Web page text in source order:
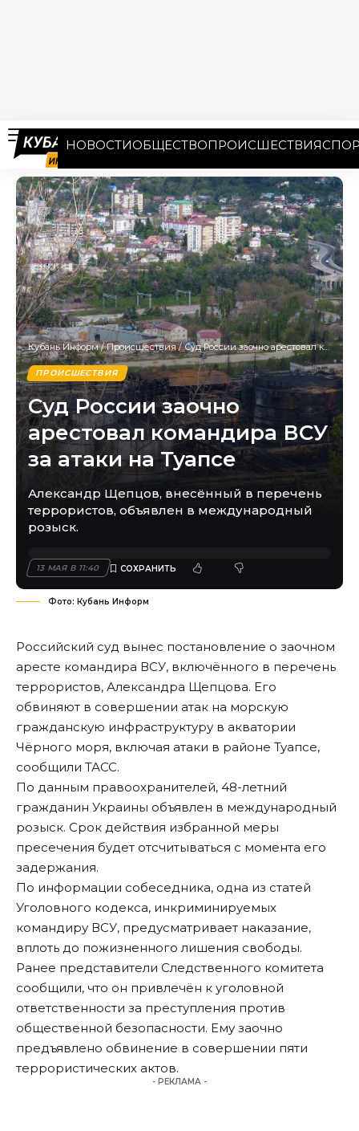
НОВОСТИОБЩЕСТВОПРОИСШЕСТВИЯ
Кубань Информ/Происшествия/Суд России заочно арестовал командира ВСУ за атаки на Туапсе
ПРОИСШЕСТВИЯ
Суд России заочно
арестовал командира ВСУ
за атаки на Туапсе
Александр Щепцов, внесённый в перечень
террористов, объявлен в международный
розыск.
13 МАЯ В 11:40
Фото: Кубань Информ
Российский суд вынес постановление о заочном
аресте командира ВСУ, включённого в перечень
террористов, Александра Щепцова. Его
обвиняют в совершении атак на морскую
гражданскую инфраструктуру в акватории
Чёрного моря, включая атаки в районе Туапсе,
сообщили ТАСС.
По данным правоохранителей, 48-летний
гражданин Украины объявлен в международный
розыск. Срок действия избранной меры
пресечения будет отсчитываться с момента его
задержания.
По информации собеседника, одна из статей
Уголовного кодекса, инкриминируемых
командиру ВСУ, предусматривает наказание,
вплоть до пожизненного лишения свободы.
Ранее представители Следственного комитета
сообщили, что он привлечён к уголовной
ответственности за преступления против
общественной безопасности. Ему заочно
предъявлено обвинение в совершении пяти
террористических актов.
- РЕКЛАМА -